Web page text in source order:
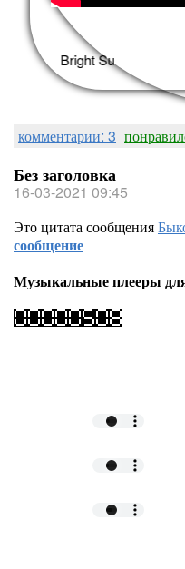
Bright Sun
комментарии: 3
Без заголовка
16-03-2021 09:45
Это цитата сообщения
сообщение
Музыкальные плееры